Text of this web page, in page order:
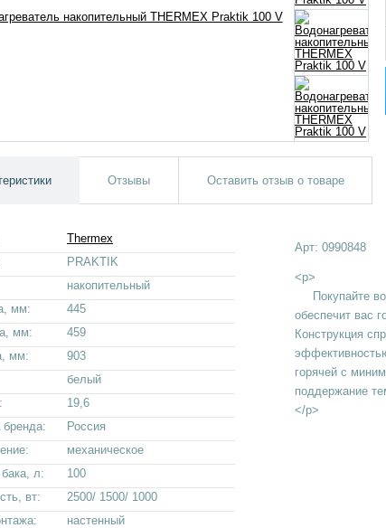
Отзывы Оставить отзыв о товаре
Thermex
PRAKTIK
накопительный
мм:
445
мм:
459
мм:
903
белый
19,6
бренда:
Россия
механическое
л:
100
вт:
2500/ 1500/ 1000
настенный
Арт: 0990848
<p>
Покупайте
обеспечит вас
Конструкция
горячей с
поддержание
</p>